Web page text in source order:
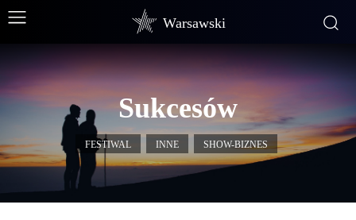
Warsawski
Sukcesów
FESTIWAL INNE SHOW-BIZNES